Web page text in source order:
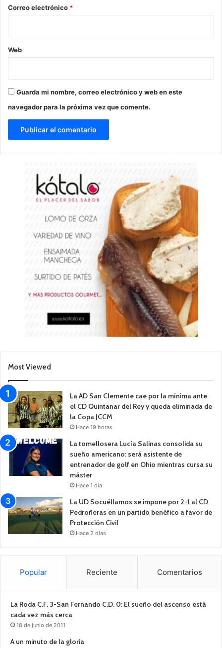
*
Correo electrónico *
Web
Guarda mi nombre, correo electrónico y web en este
navegador para la próxima vez que comente.
Most Viewed
La AD San Clemente cae por la mínima ante
el CD Quintanar del Rey y queda eliminada de
la Copa JCCM
Hace 19 horas
La tomellosera Lucía Salinas consolida su
sueño americano: será asistente de
entrenador de golf en Ohio mientras cursa su
máster
Hace 1 día
La UD Socuéllamos se impone por 2-1 al CD
Pedroñeras en un partido benéfico a favor de
Protección Civil
Hace 2 días
Popular Reciente Comentarios
La Roda C.F. 3-San Fernando C.D. 0: El sueño del ascenso está
cada vez más cerca
18 de junio de 2011
A un minuto de la gloria